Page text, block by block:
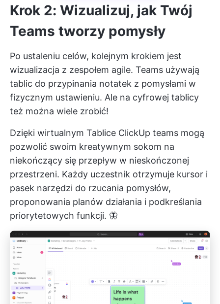
Krok 2: Wizualizuj, jak Twój
Teams tworzy pomysły
Po ustaleniu celów, kolejnym krokiem jest
wizualizacja z zespołem agile. Teams używają
tablic do przypinania notatek z pomysłami w
fizycznym ustawieniu. Ale na cyfrowej tablicy
też można wiele zrobić!
Dzięki wirtualnym Tablice ClickUp teams mogą
pozwolić swoim kreatywnym sokom na
niekończący się przepływ w nieskończonej
przestrzeni. Każdy uczestnik otrzymuje kursor i
pasek narzędzi do rzucania pomysłów,
proponowania planów działania i podkreślania
priorytetowych funkcji. 🦋